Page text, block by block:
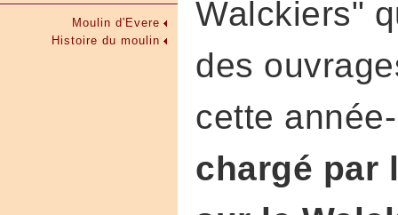
Moulin d'Evere
Histoire du moulin
Walckiers"
des
cette
chargé par